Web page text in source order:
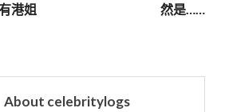
港姐
然是……
About celebritylogs